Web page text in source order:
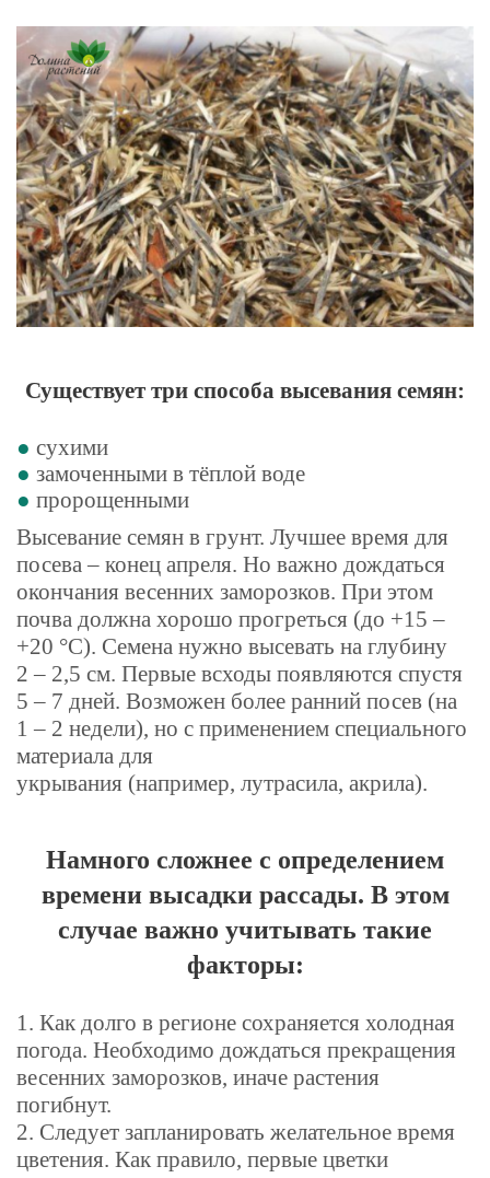
Существует три способа высевания семян:
сухими
замоченными в тёплой воде
пророщенными
Высевание семян в грунт. Лучшее время для
посева – конец апреля. Но важно дождаться
окончания весенних заморозков. При этом
почва должна хорошо прогреться (до +15 –
+20 °С). Семена нужно высевать на глубину
2 – 2,5 см. Первые всходы появляются спустя
5 – 7 дней. Возможен более ранний посев (на
1 – 2 недели), но с применением специального
материала для
укрывания (например, лутрасила, акрила).
Намного сложнее с определением
времени высадки рассады. В этом
случае важно учитывать такие
факторы:
1. Как долго в регионе сохраняется холодная
погода. Необходимо дождаться прекращения
весенних заморозков, иначе растения
погибнут.
2. Следует запланировать желательное время
цветения. Как правило, первые цветки